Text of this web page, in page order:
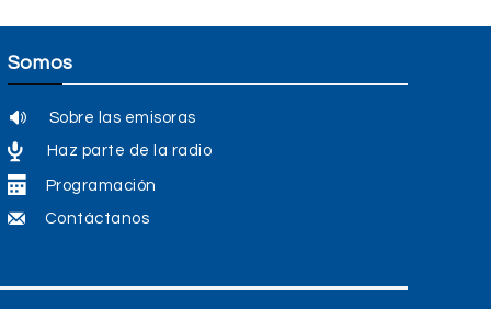
Somos
Sobre las emisoras
Haz parte de la radio
Programación
Contáctanos